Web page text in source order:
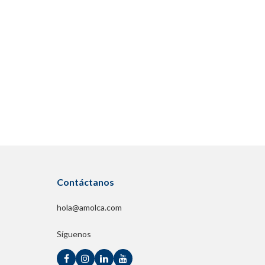
del uretrocistocele
laparoscópica con preservación del útero
Contáctanos
hola@amolca.com
Síguenos